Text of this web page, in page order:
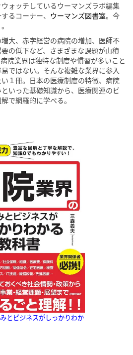
ォッチしているウーマンズラボ編集
るコーナー、 ウーマンズ図書室。今
大、赤字経営の病院の増加、医師不
の低下など、さまざまな課題が山積
院業界は独特な制度や慣習が多いこと
ではない。そんな複雑な業界に参入
１冊。日本の医療制度の特徴、病院
いった基礎知識から、医療関連のビ
で網羅的に学べる。
とビジネスがしっかりわか